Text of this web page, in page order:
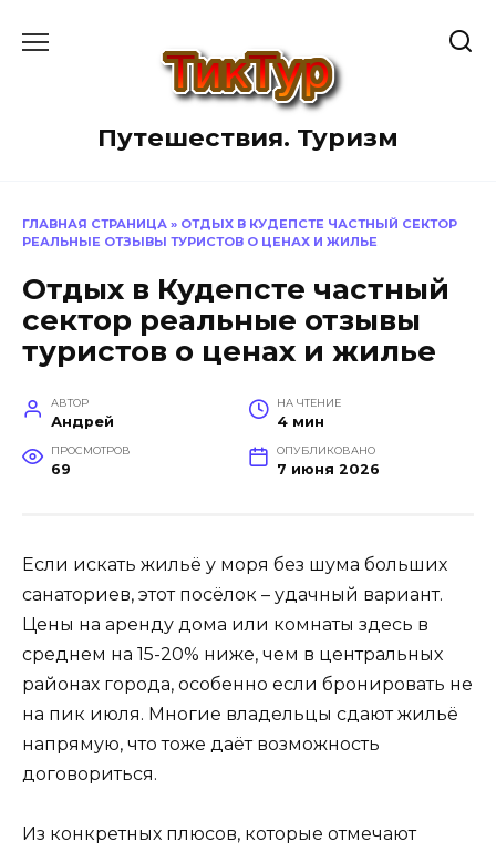
Путешествия. Туризм
ГЛАВНАЯ СТРАНИЦА » ОТДЫХ В КУДЕПСТЕ ЧАСТНЫЙ СЕКТОР
РЕАЛЬНЫЕ ОТЗЫВЫ ТУРИСТОВ О ЦЕНАХ И ЖИЛЬЕ
Отдых в Кудепсте частный
сектор реальные отзывы
туристов о ценах и жилье
АВТОР
Андрей
НА ЧТЕНИЕ
4 мин
ПРОСМОТРОВ
69
ОПУБЛИКОВАНО
7 июня 2026
Если искать жильё у моря без шума больших
санаториев, этот посёлок – удачный вариант.
Цены на аренду дома или комнаты здесь в
среднем на 15-20% ниже, чем в центральных
районах города, особенно если бронировать не
на пик июля. Многие владельцы сдают жильё
напрямую, что тоже даёт возможность
договориться.
Из конкретных плюсов, которые отмечают